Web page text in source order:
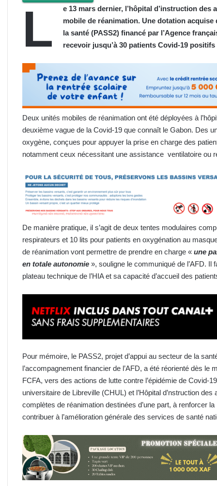
L e 13 mars dernier, l’hôpital d’instruction des
mobile de réanimation. Une dotation
la santé (PASS2) financé par l’Agence
recevoir jusqu’à 30 patients Covid-19
Deux unités mobiles de réanimation ont été déployées à
deuxième vague de la Covid-19 que connaît le Gabon. Des
oxygène, conçues pour appuyer la prise en charge des
notamment ceux nécessitant une assistance ventilatoire ou
De manière pratique, il s’agit de deux tentes modulaires
respirateurs et 10 lits pour patients en oxygénation au
de réanimation vont permettre de prendre en charge « une
en totale autonomie », souligne le communiqué de l’AFD. Il
plateau technique de l’HIA et sa capacité d’accueil des
Pour mémoire, le PASS2, projet d’appui au secteur de la
l’accompagnement financier de l’AFD, a été réorienté dès
FCFA, vers des actions de lutte contre l’épidémie de Covid-
universitaire de Libreville (CHUL) et l’Hôpital d’nstruction
complètes de réanimation destinées d’une part, à renforcer
contribuer à l’amélioration générale des services de santé